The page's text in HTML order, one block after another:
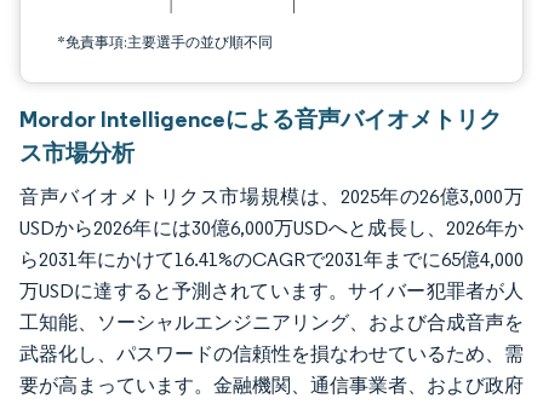
*免責事項:主要選手の並び順不同
Mordor Intelligenceによる音声バイオメトリク
ス市場分析
音声バイオメトリクス市場規模は、2025年の26億3,000万
USDから2026年には30億6,000万USDへと成長し、2026年か
ら2031年にかけて16.41%のCAGRで2031年までに65億4,000
万USDに達すると予測されています。サイバー犯罪者が人
工知能、ソーシャルエンジニアリング、および合成音声を
武器化し、パスワードの信頼性を損なわせているため、需
要が高まっています。金融機関、通信事業者、および政府